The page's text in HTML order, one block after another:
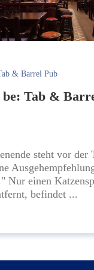
& Barrel Pub
be: Tab &
steht vor
Nur einen
befindet ...